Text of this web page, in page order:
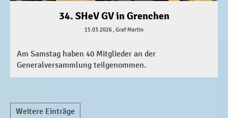
34. SHeV GV in Grenchen
15.03.2026, Graf Martin
Am Samstag haben 40 Mitglieder an der
Generalversammlung teilgenommen.
Weitere Einträge